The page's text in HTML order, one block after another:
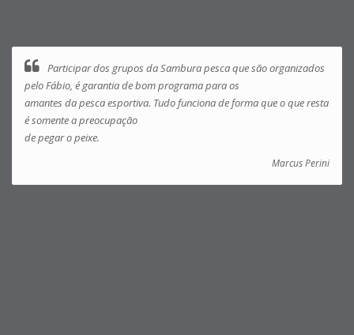
Participar dos grupos da Sambura pesca que são organizados
pelo Fábio, é garantia de bom programa para os
amantes da pesca esportiva. Tudo funciona de forma que o que resta
é somente a preocupação
de pegar o peixe.
Marcus Perini